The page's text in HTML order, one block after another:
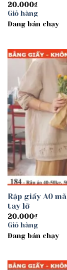
20.000₫
Giỏ hàng
Đang bán chạy
Rập giấy A0
tay lỡ
20.000₫
Giỏ hàng
Đang bán chạy